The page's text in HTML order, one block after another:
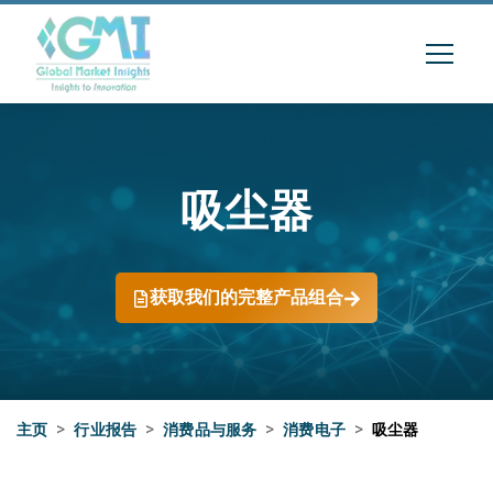
吸尘器
获取我们的完整产品组合
主页 > 行业报告 > 消费品与服务 > 消费电子 > 吸尘器